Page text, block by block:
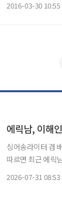
2016-03-30 10:55
에릭남, 이해
싱어송라이터 겸 배우
따르면 최근 에릭남은 올
2026-07-31 08:53